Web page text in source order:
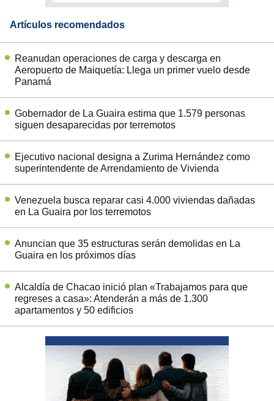
Artículos recomendados
Reanudan operaciones de carga y descarga en
Aeropuerto de Maiquetía: Llega un primer vuelo desde
Panamá
Gobernador de La Guaira estima que 1.579 personas
siguen desaparecidas por terremotos
Ejecutivo nacional designa a Zurima Hernández como
superintendente de Arrendamiento de Vivienda
Venezuela busca reparar casi 4.000 viviendas dañadas
en La Guaira por los terremotos
Anuncian que 35 estructuras serán demolidas en La
Guaira en los próximos días
Alcaldía de Chacao inició plan «Trabajamos para que
regreses a casa»: Atenderán a más de 1.300
apartamentos y 50 edificios